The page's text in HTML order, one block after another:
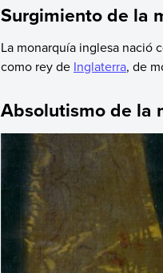
Surgimiento de la
La monarquía inglesa nació
como rey de Inglaterra, de
Absolutismo de la